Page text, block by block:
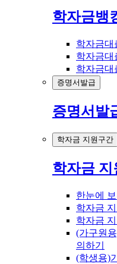
학자금뱅
학자금대
학자금대
학자금대
증명서발급
증명서발
학자금 지원구간
학자금 지
한눈에
학자금
학자금
(가구원
의하기
(학생용)